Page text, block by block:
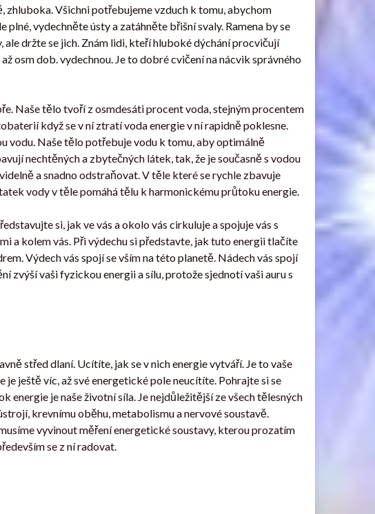
Všichni potřebujeme vzduch k tomu, abychom
vydechněte ústy a zatáhněte břišní svaly. Ramena by se
držte se jich. Znám lidi, kteří hluboké dýchání procvičují
osm dob. vydechnou. Je to dobré cvičení na nácvik správného
Naše tělo tvoří z osmdesáti procent voda, stejným procentem
když se v ní ztratí voda energie v ní rapidně poklesne.
vodu. Naše tělo potřebuje vodu k tomu, aby optimálně
nechtěných a zbytečných látek, tak, že je současně s vodou
a snadno odstraňovat. V těle které se rychle zbavuje
vody v těle pomáhá tělu k harmonickému průtoku energie.
si, jak ve vás a okolo vás cirkuluje a spojuje vás s
a kolem vás. Při výdechu si představte, jak tuto energii tlačíte
Výdech vás spojí se vším na této planetě. Nádech vás spojí
zvýší vaši fyzickou energii a sílu, protože sjednotí vaši auru s
střed dlaní. Ucítíte, jak se v nich energie vytváří. Je to vaše
ještě víc, až své energetické pole neucítíte. Pohrajte si se
energie je naše životní síla. Je nejdůležitější ze všech tělesných
krevnímu oběhu, metabolismu a nervové soustavě.
vyvinout měření energetické soustavy, kterou prozatím
se z ní radovat.